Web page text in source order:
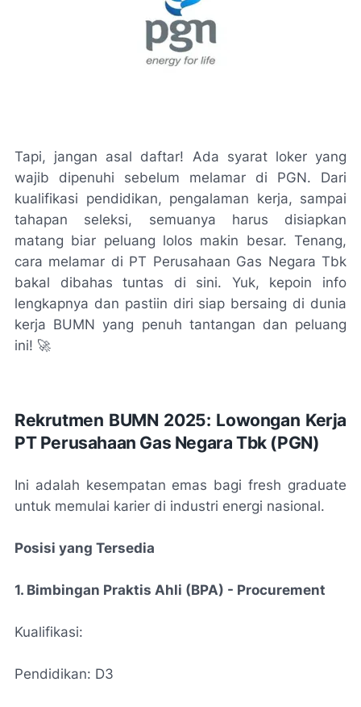
Tapi, jangan asal daftar! Ada syarat loker yang
wajib dipenuhi sebelum melamar di PGN. Dari
kualifikasi pendidikan, pengalaman kerja, sampai
tahapan seleksi, semuanya harus disiapkan
matang biar peluang lolos makin besar. Tenang,
cara melamar di PT Perusahaan Gas Negara Tbk
bakal dibahas tuntas di sini. Yuk, kepoin info
lengkapnya dan pastiin diri siap bersaing di dunia
kerja BUMN yang penuh tantangan dan peluang
ini! 🚀
Rekrutmen BUMN 2025: Lowongan Kerja
PT Perusahaan Gas Negara Tbk (PGN)
Ini adalah kesempatan emas bagi fresh graduate
untuk memulai karier di industri energi nasional.
Posisi yang Tersedia
1. Bimbingan Praktis Ahli (BPA) - Procurement
Kualifikasi:
Pendidikan: D3